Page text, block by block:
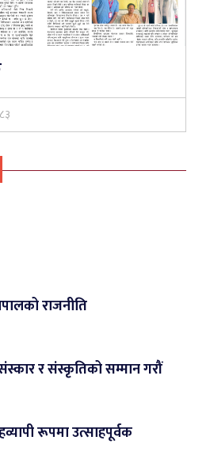
राजनीति
र संस्कृतिको सम्मान गरौं
रूपमा उत्साहपूर्वक